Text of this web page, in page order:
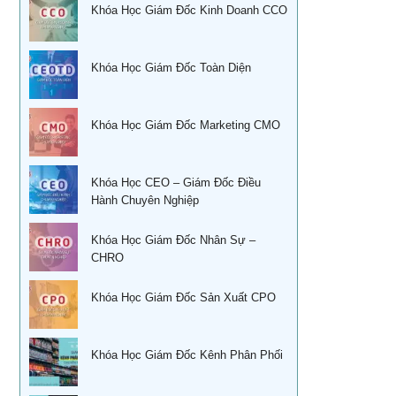
Khoá học Sử dụng KPIs đánh giá hiệu quả công việc
Xây dựng, quản lý & phát triển kênh phân phối dành cho
CEO
Xây dựng, quản lý và phát triển cửa hàng của doanh
nghiệp
Khóa học đàm phán thương lượng
Khóa Học Kỹ năng bán hàng hiệu quả
Khóa học Thuyết Trình Trước Đám Đông
Khoá học Tài chính doanh nghiệp
Học phong thủy trong điều hành doanh nghiệp
CEO & chiến lược tái cơ cấu doanh nghiệp sau khủng
hoảng
Kỹ năng bán hàng qua điện thoại
Quản trị cuộc đời – Ts. Lê Thẩm Dương
Khóa học quản trị và thu hồi công nợ TPHCM
Học kỹ năng phỏng vấn tuyển dụng tại Tphcm
Ứng dụng phong thủy vào xây dựng thương hiệu
Sống khỏe trẻ đẹp – Nghệ thuật ăn uống cân bằng âm
dương
Khoá học nhân tướng học Nâng Cao trong quản trị nhân
sự TPHCM
Khoá học Nhân tướng học trong quản trị nhân sự TPHCM
Học phong thủy cho ngày tết tại tphcm
Học Xây dựng mô tả công việc& Khung năng lực tuyển
dụng tại HCM
Khóa Học Giám Đốc Kinh Doanh CCO
Khóa Học Giám Đốc Toàn Diện
Khóa Học Giám Đốc Marketing CMO
Khóa Học CEO – Giám Đốc Điều
Hành Chuyên Nghiệp
Khóa Học Giám Đốc Nhân Sự –
CHRO
Khóa Học Giám Đốc Sản Xuất CPO
Khóa Học Giám Đốc Kênh Phân Phối